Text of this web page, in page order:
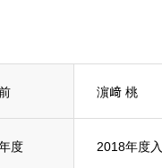
濵﨑 桃
度 2018年度